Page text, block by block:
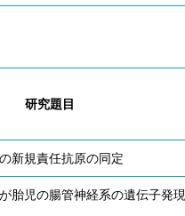
研究題目
新規責任抗原の同定
胎児の腸管神経系の遺伝子発現